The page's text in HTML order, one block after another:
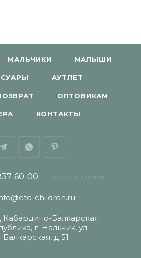
МАЛЬЧИКИ МАЛЫШИ
АУТЛЕТ
ОПТОВИКАМ
КОНТАКТЫ
60-00 ЗАКАЗАТЬ ЗВОНОК
children.ru
Кабардино-Балкарская
г. Нальчик, ул.
Балкарская, д 51